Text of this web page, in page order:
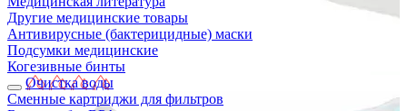
Другие медицинские товары
Антивирусные (бактерицидные) маски
Подсумки медицинские
Когезивные бинты
Очистка воды
Сменные картриджи для фильтров